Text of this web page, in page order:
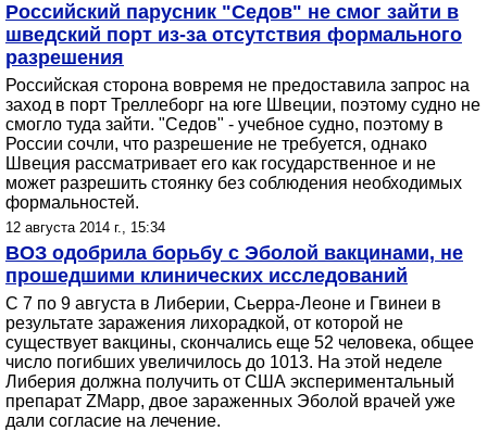
Российский парусник "Седов" не смог зайти в
шведский порт из-за отсутствия формального
разрешения
Российская сторона вовремя не предоставила запрос на
заход в порт Треллеборг на юге Швеции, поэтому судно не
смогло туда зайти. "Седов" - учебное судно, поэтому в
России сочли, что разрешение не требуется, однако
Швеция рассматривает его как государственное и не
может разрешить стоянку без соблюдения необходимых
формальностей.
12 августа 2014 г., 15:34
ВОЗ одобрила борьбу с Эболой вакцинами, не
прошедшими клинических исследований
С 7 по 9 августа в Либерии, Сьерра-Леоне и Гвинеи в
результате заражения лихорадкой, от которой не
существует вакцины, скончались еще 52 человека, общее
число погибших увеличилось до 1013. На этой неделе
Либерия должна получить от США экспериментальный
препарат ZMapp, двое зараженных Эболой врачей уже
дали согласие на лечение.